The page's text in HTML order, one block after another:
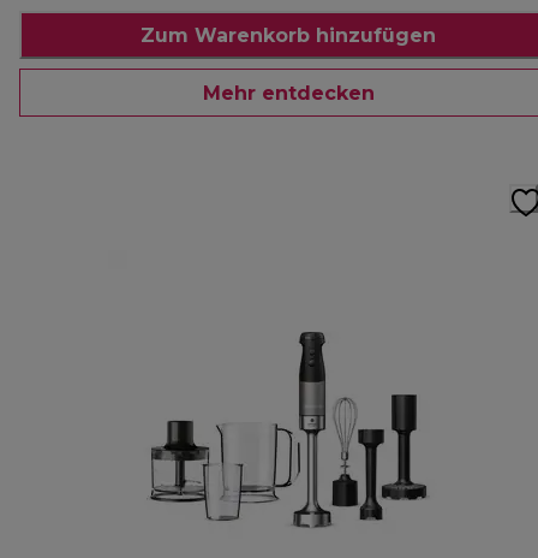
Zum Warenkorb hinzufügen
Mehr entdecken